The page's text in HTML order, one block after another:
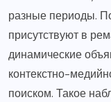
разные периоды.
присутствуют в
динамические
контекстно-
поиском. Такое